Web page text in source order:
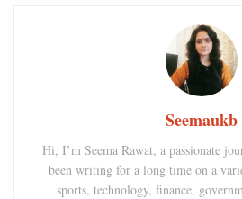
Seemaukb
Hi, I’m Seema Rawat, a passionate
been writing for a long time on a
sports, technology, finance,